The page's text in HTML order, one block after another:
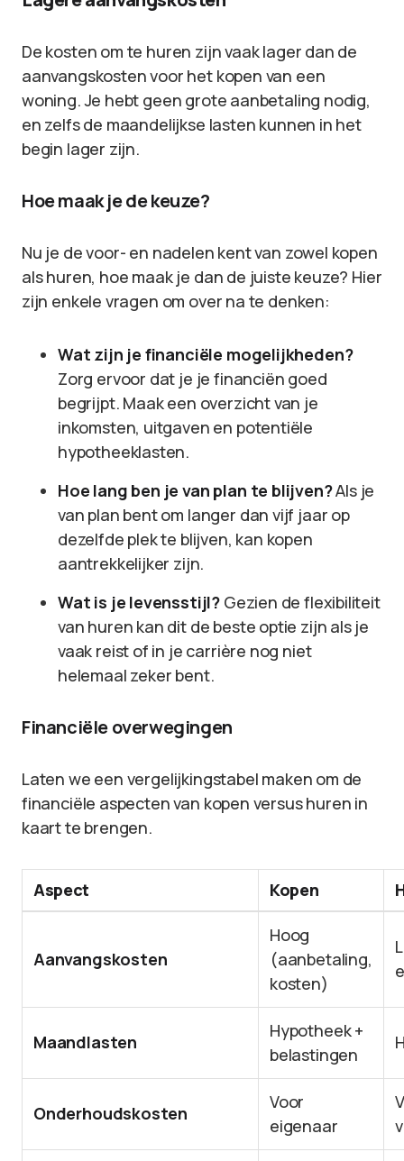
De kosten om te huren zijn vaak lager dan de
aanvangskosten voor het kopen van een
woning. Je hebt geen grote aanbetaling nodig,
en zelfs de maandelijkse lasten kunnen in het
begin lager zijn.
Hoe maak je de keuze?
Nu je de voor- en nadelen kent van zowel kopen
als huren, hoe maak je dan de juiste keuze? Hier
zijn enkele vragen om over na te denken:
Wat zijn je financiële mogelijkheden?
Zorg ervoor dat je je financiën goed
begrijpt. Maak een overzicht van je
inkomsten, uitgaven en potentiële
hypotheeklasten.
Hoe lang ben je van plan te blijven?Als je
van plan bent om langer dan vijf jaar op
dezelfde plek te blijven, kan kopen
aantrekkelijker zijn.
Wat is je levensstijl? Gezien de flexibiliteit
van huren kan dit de beste optie zijn als je
vaak reist of in je carrière nog niet
helemaal zeker bent.
Financiële overwegingen
Laten we een vergelijkingstabel maken om de
financiële aspecten van kopen versus huren in
kaart te brengen.
Aspect Kopen
Aanvangskosten
Hoog
(aanbetaling,
kosten)
Maandlasten
Hypotheek +
belastingen
Onderhoudskosten
Voor
eigenaar